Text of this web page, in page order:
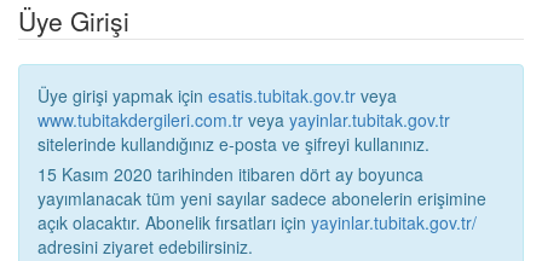
Üye Girişi
Üye girişi yapmak için esatis.tubitak.gov.tr veya
www.tubitakdergileri.com.tr veya yayinlar.tubitak.gov.tr
sitelerinde kullandığınız e-posta ve şifreyi kullanınız.
15 Kasım 2020 tarihinden itibaren dört ay boyunca
yayımlanacak tüm yeni sayılar sadece abonelerin erişimine
açık olacaktır. Abonelik fırsatları için yayinlar.tubitak.gov.tr/
adresini ziyaret edebilirsiniz.